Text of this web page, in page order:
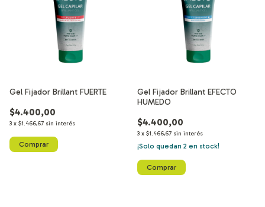
Gel Fijador Brillant FUERTE
$4.400,00
3 x $1.466,67 sin interés
Gel Fijador Brillant EFECTO
HUMEDO
$4.400,00
3 x $1.466,67 sin interés
¡Solo quedan 2 en stock!